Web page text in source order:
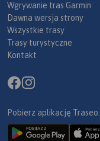
Wgrywanie tras Garmin
Dawna wersja strony
Wszystkie trasy
Trasy turystyczne
Kontakt
Pobierz aplikację Traseo: